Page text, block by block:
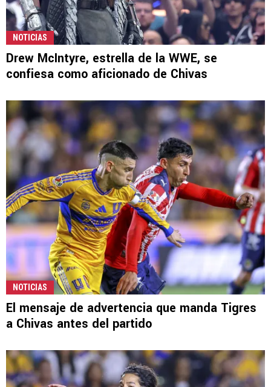
NOTICIAS
Drew McIntyre, estrella de la WWE, se
confiesa como aficionado de Chivas
NOTICIAS
El mensaje de advertencia que manda Tigres
a Chivas antes del partido